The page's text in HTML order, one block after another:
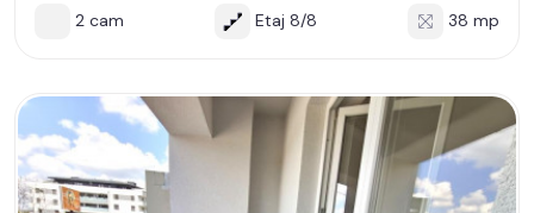
2 cam Etaj 8/8 38 mp